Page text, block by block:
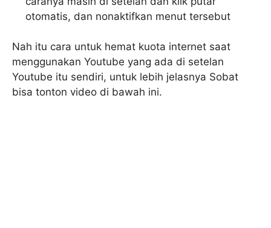
otomatis, dan nonaktifkan menut tersebut
Nah itu cara untuk hemat kuota internet saat
menggunakan Youtube yang ada di setelan
Youtube itu sendiri, untuk lebih jelasnya Sobat
bisa tonton video di bawah ini.